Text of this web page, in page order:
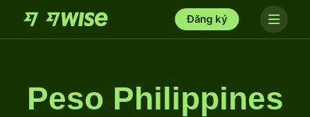
Đăng ký
Peso Philippines